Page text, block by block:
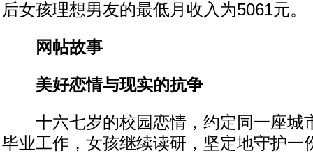
后女孩理想男友的最低月收入为5061元。
网帖故事
美好恋情与现实的抗争
十六七岁的校园恋情，约定同一座城
毕业工作，女孩继续读研，坚定地守护一